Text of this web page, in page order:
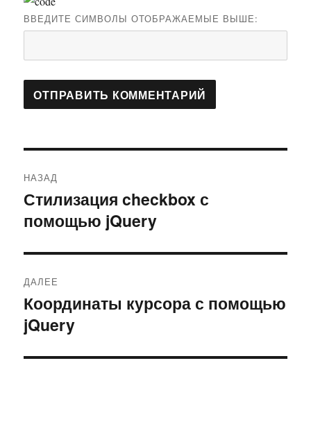
ВВЕДИТЕ СИМВОЛЫ ОТОБРАЖАЕМЫЕ ВЫШЕ:
по
записям
НАЗАД
Предыдущая
запись:
Стилизация checkbox с
помощью jQuery
ДАЛЕЕ
Следующая
запись:
Координаты курсора с помощью
jQuery